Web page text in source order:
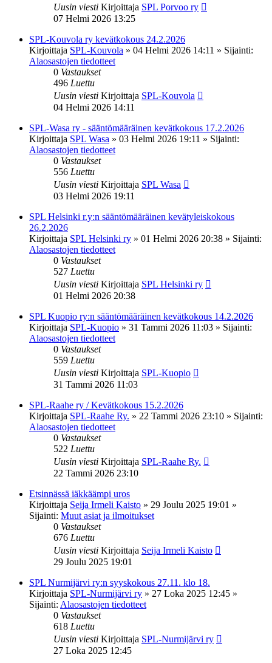
Uusin viesti Kirjoittaja SPL Porvoo ry
07 Helmi 2026 13:25
SPL-Kouvola ry kevätkokous 24.2.2026
Kirjoittaja SPL-Kouvola » 04 Helmi 2026 14:11 » Sijainti:
Alaosastojen tiedotteet
0 Vastaukset
496 Luettu
Uusin viesti Kirjoittaja SPL-Kouvola
04 Helmi 2026 14:11
SPL-Wasa ry - sääntömääräinen kevätkokous 17.2.2026
Kirjoittaja SPL Wasa » 03 Helmi 2026 19:11 » Sijainti:
Alaosastojen tiedotteet
0 Vastaukset
556 Luettu
Uusin viesti Kirjoittaja SPL Wasa
03 Helmi 2026 19:11
SPL Helsinki r.y:n sääntömääräinen kevätyleiskokous
26.2.2026
Kirjoittaja SPL Helsinki ry » 01 Helmi 2026 20:38 » Sijainti:
Alaosastojen tiedotteet
0 Vastaukset
527 Luettu
Uusin viesti Kirjoittaja SPL Helsinki ry
01 Helmi 2026 20:38
SPL Kuopio ry:n sääntömääräinen kevätkokous 14.2.2026
Kirjoittaja SPL-Kuopio » 31 Tammi 2026 11:03 » Sijainti:
Alaosastojen tiedotteet
0 Vastaukset
559 Luettu
Uusin viesti Kirjoittaja SPL-Kuopio
31 Tammi 2026 11:03
SPL-Raahe ry / Kevätkokous 15.2.2026
Kirjoittaja SPL-Raahe Ry. » 22 Tammi 2026 23:10 » Sijainti:
Alaosastojen tiedotteet
0 Vastaukset
522 Luettu
Uusin viesti Kirjoittaja SPL-Raahe Ry.
22 Tammi 2026 23:10
Etsinnässä iäkkäämpi uros
Kirjoittaja Seija Irmeli Kaisto » 29 Joulu 2025 19:01 »
Sijainti: Muut asiat ja ilmoitukset
0 Vastaukset
676 Luettu
Uusin viesti Kirjoittaja Seija Irmeli Kaisto
29 Joulu 2025 19:01
SPL Nurmijärvi ry:n syyskokous 27.11. klo 18.
Kirjoittaja SPL-Nurmijärvi ry » 27 Loka 2025 12:45 »
Sijainti: Alaosastojen tiedotteet
0 Vastaukset
618 Luettu
Uusin viesti Kirjoittaja SPL-Nurmijärvi ry
27 Loka 2025 12:45